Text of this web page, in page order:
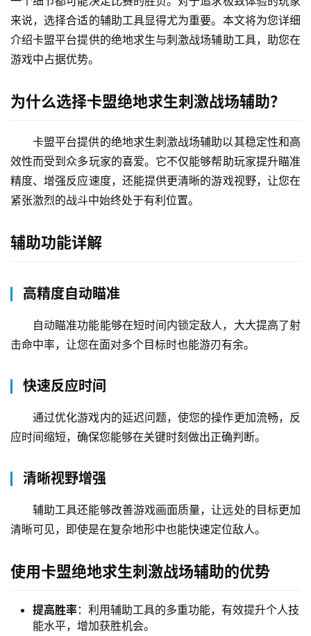
来说，选择合适的辅助工具显得尤为重要。本文将为您详细
介绍卡盟平台提供的绝地求生与刺激战场辅助工具，助您在
游戏中占据优势。
为什么选择卡盟绝地求生刺激战场辅助？
卡盟平台提供的绝地求生刺激战场辅助以其稳定性和高
效性而受到众多玩家的喜爱。它不仅能够帮助玩家提升瞄准
精度、增强反应速度，还能提供更清晰的游戏视野，让您在
紧张激烈的战斗中始终处于有利位置。
辅助功能详解
高精度自动瞄准
自动瞄准功能能够在短时间内锁定敌人，大大提高了射
击命中率，让您在面对多个目标时也能游刃有余。
快速反应时间
通过优化游戏内的延迟问题，使您的操作更加流畅，反
应时间缩短，确保您能够在关键时刻做出正确判断。
清晰视野增强
辅助工具还能够改善游戏画面质量，让远处的目标更加
清晰可见，即使是在复杂地形中也能快速定位敌人。
使用卡盟绝地求生刺激战场辅助的优势
提高胜率：利用辅助工具的多重功能，有效提升个人技
能水平，增加获胜机会。